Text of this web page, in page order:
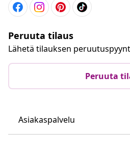
Peruuta tilaus
Lähetä tilauksen
Peruuta
Asiakaspalvelu